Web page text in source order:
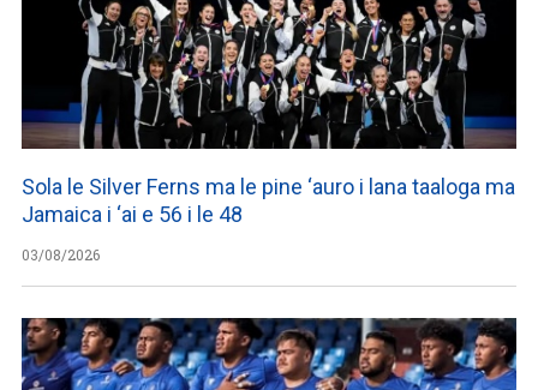
Sola le Silver Ferns ma le pine ‘auro i lana taaloga ma
Jamaica i ‘ai e 56 i le 48
03/08/2026